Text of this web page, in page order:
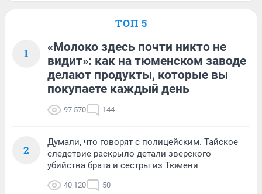
ТОП 5
1
«Молоко здесь почти никто не
видит»: как на тюменском заводе
делают продукты, которые вы
покупаете каждый день
97 570 144
2
Думали, что говорят с полицейским. Тайское
следствие раскрыло детали зверского
убийства брата и сестры из Тюмени
40 120 50